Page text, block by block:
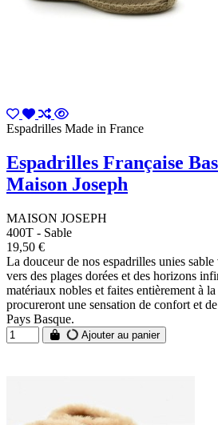
Espadrilles Made in France
Espadrilles Française
Maison Joseph
MAISON JOSEPH
400T - Sable
19,50 €
La douceur de nos espadrilles unies
vers des plages dorées et des horizons
matériaux nobles et faites entièrement à
procureront une sensation de confort et
Pays Basque.
Ajouter au panier